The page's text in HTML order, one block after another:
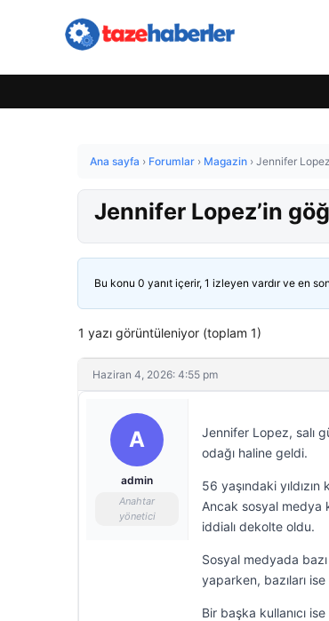
Ana sayfa › Forumlar › Magazin › Jennifer
Jennifer Lopez’in
Bu konu 0 yanıt içerir, 1 izleyen vardır ve en son
1 yazı görüntüleniyor (toplam 1)
Haziran 4, 2026: 4:55 pm
A
admin
Anahtar
yönetici
Jennifer Lopez, salı
odağı haline geldi.
56 yaşındaki
Ancak sosyal medya
iddialı dekolte oldu.
Sosyal medyada
yaparken, bazıları
Bir başka kullanıcı